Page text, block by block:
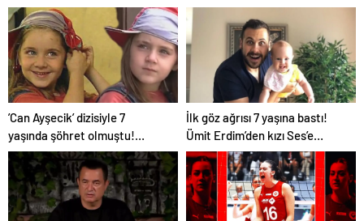
hızıyla devam ediyor!
’Can Ayşecik’ dizisiyle 7
yaşında şöhret olmuştu!
Ecem Kanun şimdi 33 yaşında
evli bir genç kadın…
İlk göz ağrısı 7 yaşına bastı!
Ümit Erdim’den kızı Ses’e
duygusal kutlama! “Son
nefesime kadar seninleyim”